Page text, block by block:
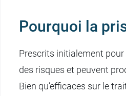
Pourquoi la
Prescrits initialement pour
des risques et peuvent
Bien qu’efficaces sur le